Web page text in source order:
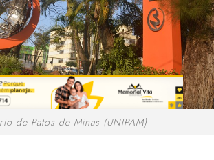
de Patos de Minas (UNIPAM)